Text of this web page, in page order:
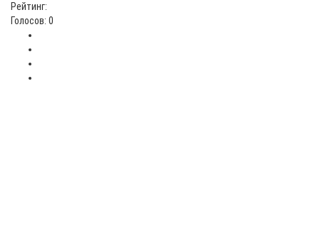
Рейтинг:
Голосов: 0